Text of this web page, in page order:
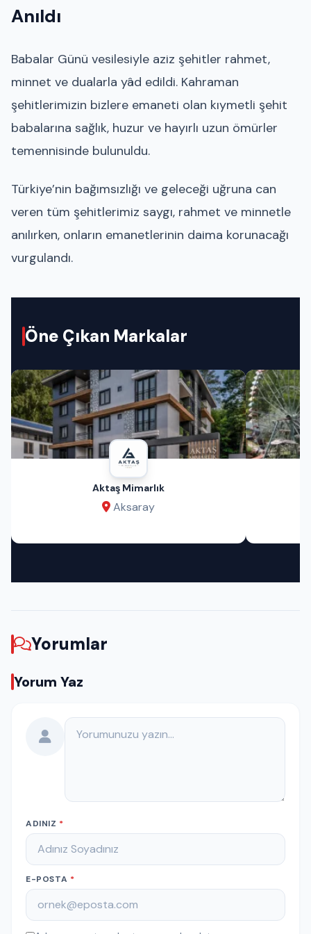
Anıldı
Babalar Günü vesilesiyle aziz şehitler rahmet,
minnet ve dualarla yâd edildi. Kahraman
şehitlerimizin bizlere emaneti olan kıymetli şehit
babalarına sağlık, huzur ve hayırlı uzun ömürler
temennisinde bulunuldu.
Türkiye’nin bağımsızlığı ve geleceği uğruna can
veren tüm şehitlerimiz saygı, rahmet ve minnetle
anılırken, onların emanetlerinin daima korunacağı
vurgulandı.
Öne Çıkan Markalar
Aktaş Mimarlık
Aksaray
Yorumlar
Yorum Yaz
Yorumunuz
ADINIZ *
E-POSTA *